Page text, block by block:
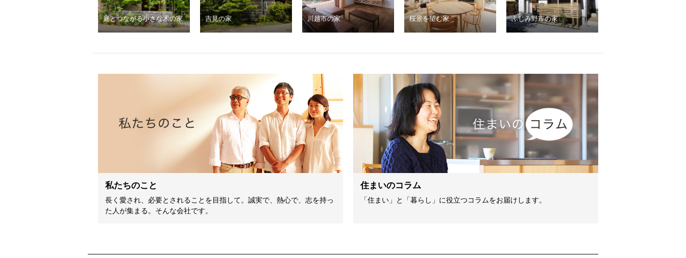
庭とつながる小さな木の家 吉見の家 川越市の家 桜景を望む家 ふじみ野市の家
私たちのこと
長く愛され、必要とされることを目指して。誠実で、熱心で、志を持っ
た人が集まる。そんな会社です。
住まいのコラム
「住まい」と「暮らし」に役立つコラムをお届けします。